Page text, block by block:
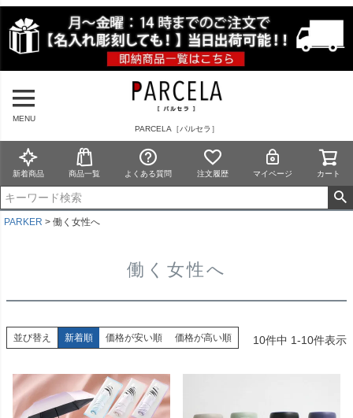
MENU
PARCELA［パルセラ］
新着商品 商品一覧 よくある質問 注文履歴 マイページ カート
PARKER 働く女性へ
働く女性へ
並び替え 新着順 価格が安い順 価格が高い順 10件中 1-10件表示